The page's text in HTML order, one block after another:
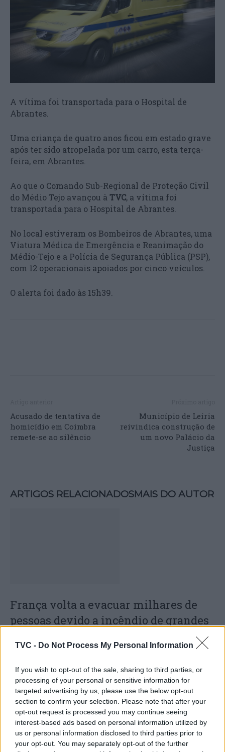
TVC - Do Not Process My Personal Information
If you wish to opt-out of the sale, sharing to third parties, or
processing of your personal or sensitive information for
targeted advertising by us, please use the below opt-out
section to confirm your selection. Please note that after your
opt-out request is processed you may continue seeing
interest-based ads based on personal information utilized by
us or personal information disclosed to third parties prior to
your opt-out. You may separately opt-out of the further
A vítima foi transportada para o Hospital de
Abrantes.
Uma criança de quatro anos ficou em estado grave
após ter sido atropelada por um carro, esta terça-
feira, em Abrantes.
Ao que o Comando Sub-Regional de Proteção Civil
do Médio Tejo avançou à TVC, a vítima foi
transportada para o Hospital de Abrantes.
No local estiveram os Bombeiros de Abrantes, uma
Viatura Médica de Emergência e Reanimação do
Médio-Tejo e a Polícia de Segurança Pública (PSP),
com 12 operacionais apoiados por cinco veículos.
O alerta foi dado às 15h39.
Acusado de tentativa de
homicídio em Coimbra
remete-se ao silêncio
Município de Leiria
reivindica construção de
um novo Palácio da
Justiça
ARTIGOS RELACIONADOSMAIS DO AUTOR
França volta a evacuar milhares de
pessoas devido a incêndio de grandes
ASAE deteta infrações em fiscalização